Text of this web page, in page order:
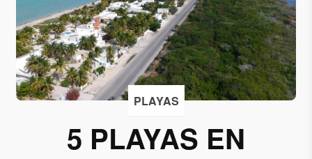
PLAYAS
5 PLAYAS EN
País
Acepto
recibir